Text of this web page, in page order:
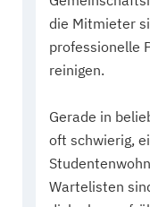
die Mitmieter
professionelle
reinigen.
Gerade in
oft schwierig,
Wartelisten